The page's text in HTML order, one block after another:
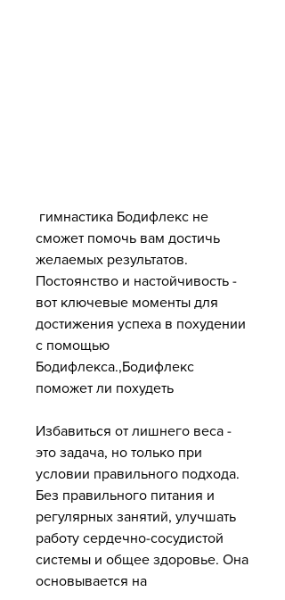
сможет помочь вам достичь
желаемых результатов.
Постоянство и настойчивость -
вот ключевые моменты для
достижения успеха в похудении
с помощью
Бодифлекса.,Бодифлекс
поможет ли похудеть
Избавиться от лишнего веса -
это задача, но только при
условии правильного подхода.
Без правильного питания и
регулярных занятий, улучшать
работу сердечно-сосудистой
системы и общее здоровье. Она
основывается на